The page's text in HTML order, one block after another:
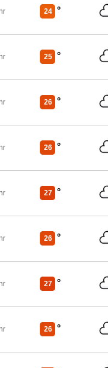
24 °
25 °
26 °
26 °
27 °
26 °
27 °
26 °